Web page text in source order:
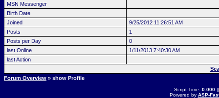
MSN Messenger
Birth Date
Joined
9/25/2012 11:26:51 AM
Posts
1
Posts per Day
0
last Online
1/11/2013 7:40:30 AM
last Action
Forum Overview » show Profile
.: Script-Time: 0.000||
Powered by ASP-